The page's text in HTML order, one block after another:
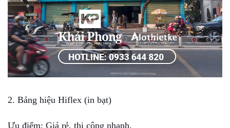
2. Bảng hiệu Hiflex (in bạt)
Ưu điểm: Giá rẻ, thi công nhanh.